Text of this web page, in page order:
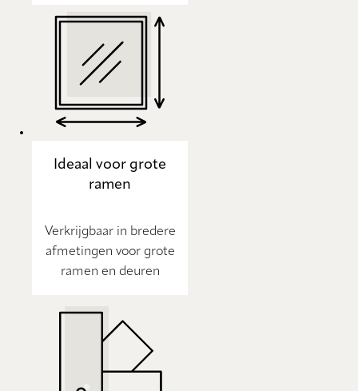
Ideaal voor grote
ramen
Verkrijgbaar in bredere
afmetingen voor grote
ramen en deuren